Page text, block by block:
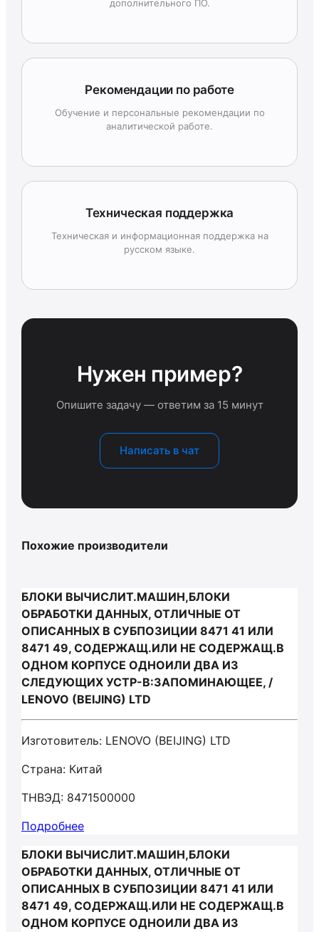
дополнительного ПО.
Рекомендации по работе
Обучение и персональные рекомендации по
аналитической работе.
Техническая поддержка
Техническая и информационная поддержка на
русском языке.
Нужен пример?
Опишите задачу — ответим за 15 минут
Написать в чат
Похожие производители
БЛОКИ ВЫЧИСЛИТ.МАШИН,БЛОКИ
ОБРАБОТКИ ДАННЫХ, ОТЛИЧНЫЕ ОТ
ОПИСАННЫХ В СУБПОЗИЦИИ 8471 41 ИЛИ
8471 49, СОДЕРЖАЩ.ИЛИ НЕ СОДЕРЖАЩ.В
ОДНОМ КОРПУСЕ ОДНОИЛИ ДВА ИЗ
СЛЕДУЮЩИХ УСТР-В:ЗАПОМИНАЮЩЕЕ, /
LENOVO (BEIJING) LTD
Изготовитель: LENOVO (BEIJING) LTD
Страна: Китай
ТНВЭД: 8471500000
Подробнее
БЛОКИ ВЫЧИСЛИТ.МАШИН,БЛОКИ
ОБРАБОТКИ ДАННЫХ, ОТЛИЧНЫЕ ОТ
ОПИСАННЫХ В СУБПОЗИЦИИ 8471 41 ИЛИ
8471 49, СОДЕРЖАЩ.ИЛИ НЕ СОДЕРЖАЩ.В
ОДНОМ КОРПУСЕ ОДНОИЛИ ДВА ИЗ